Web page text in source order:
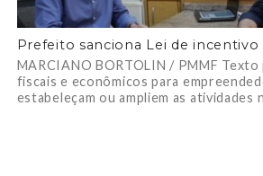
Prefeito sanciona Lei de incentivo
MARCIANO BORTOLIN / PMMF
fiscais e econômicos para
estabeleçam ou ampliem as atividades